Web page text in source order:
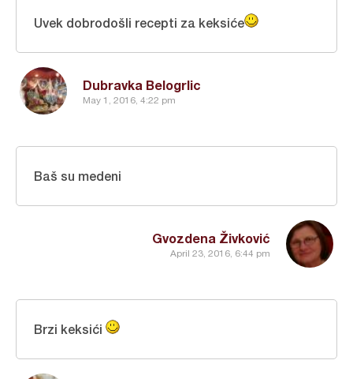
Dubravka Belogrlic
May 1, 2016, 4:22 pm
Uvek dobrodošli recepti za keksiće
Gvozdena Živković
April 23, 2016, 6:44 pm
Baš su medeni
Brzi keksići